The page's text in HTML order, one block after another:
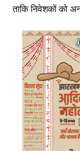
ताकि निवेशकों को